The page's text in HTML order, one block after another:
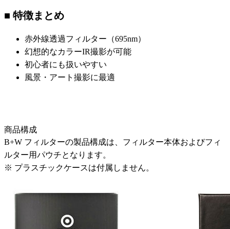
■ 特徴まとめ
赤外線透過フィルター（695nm）
幻想的なカラーIR撮影が可能
初心者にも扱いやすい
風景・アート撮影に最適
商品構成
B+W フィルターの製品構成は、フィルター本体およびフィ
ルター用パウチとなります。
※ プラスチックケースは付属しません。